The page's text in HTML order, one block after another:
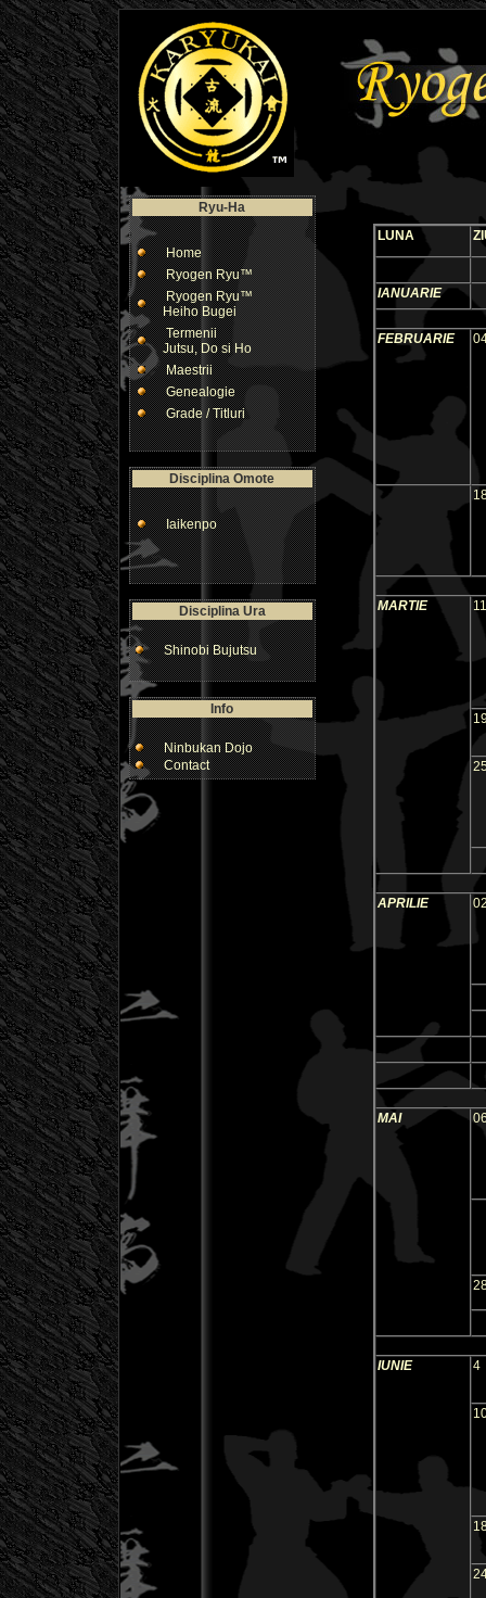
Ryu-Ha
Home
Ryogen Ryu™
Ryogen Ryu™
Heiho Bugei
Termenii
Jutsu, Do si Ho
Maestrii
Genealogie
Grade / Titluri
Disciplina Omote
Iaikenpo
Disciplina Ura
Shinobi Bujutsu
Info
Ninbukan Dojo
Contact
LUNA
IANUARIE
FEBRUARIE
MARTIE 11
APRILIE
MAI
IUNIE 4